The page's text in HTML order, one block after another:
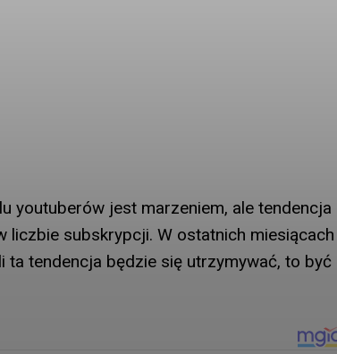
youtuberów jest marzeniem, ale tendencja
liczbie subskrypcji. W ostatnich miesiącach
ta tendencja będzie się utrzymywać, to być